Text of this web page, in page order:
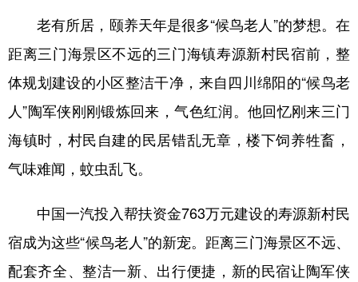
老有所居，颐养天年是很多“候鸟老人”的梦想。在
距离三门海景区不远的三门海镇寿源新村民宿前，整
体规划建设的小区整洁干净，来自四川绵阳的“候鸟老
人”陶军侠刚刚锻炼回来，气色红润。他回忆刚来三门
海镇时，村民自建的民居错乱无章，楼下饲养牲畜，
气味难闻，蚊虫乱飞。
中国一汽投入帮扶资金763万元建设的寿源新村民
宿成为这些“候鸟老人”的新宠。距离三门海景区不远、
配套齐全、整洁一新、出行便捷，新的民宿让陶军侠